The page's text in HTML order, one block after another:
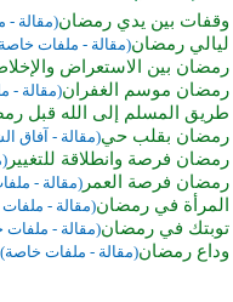
وقفات بين يدي رمضان(مقالة -
ليالي رمضان(مقالة - ملفات
رمضان بين الاستعراض
رمضان موسم الغفران(مقالة -
طريق المسلم إلى الله قبل
رمضان بقلب حي(مقالة - آفاق
رمضان فرصة وانطلاقة للتغيير
رمضان فرصة العمر (مقالة -
المرأة في رمضان(مقالة -
توبتك في رمضان(مقالة -
وداع رمضان(مقالة - ملفات خاصة)